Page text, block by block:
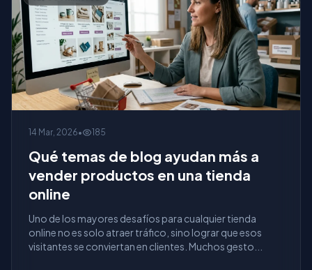
14 Mar, 2026• 185
Qué temas de blog ayudan más a
vender productos en una tienda
online
Uno de los mayores desafíos para cualquier tienda
online no es solo atraer tráfico, sino lograr que esos
visitantes se conviertan en clientes. Muchos gesto...